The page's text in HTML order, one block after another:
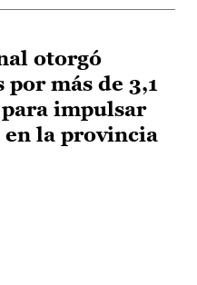
otorgó
por más de 3,1
impulsar
la provincia